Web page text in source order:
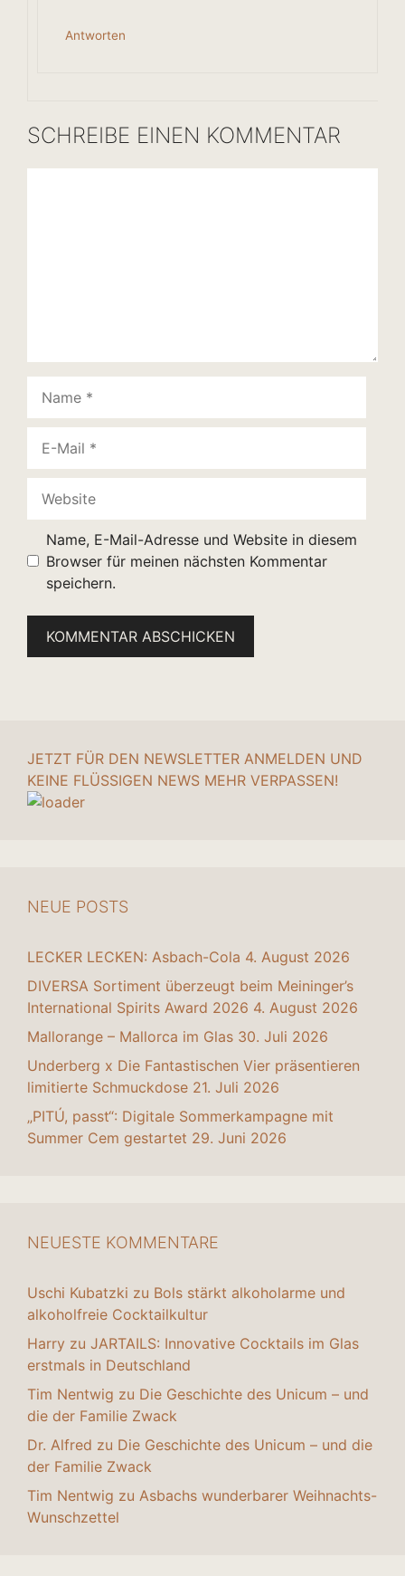
Antworten
SCHREIBE EINEN KOMMENTAR
Mail
Name, E-Mail-Adresse und Website in diesem
Browser für meinen nächsten Kommentar
speichern.
JETZT FÜR DEN NEWSLETTER ANMELDEN UND
KEINE FLÜSSIGEN NEWS MEHR VERPASSEN!
NEUE POSTS
LECKER LECKEN: Asbach-Cola 4. August 2026
DIVERSA Sortiment überzeugt beim Meininger’s
International Spirits Award 2026 4. August 2026
Mallorange – Mallorca im Glas 30. Juli 2026
Underberg x Die Fantastischen Vier präsentieren
limitierte Schmuckdose 21. Juli 2026
„PITÚ, passt“: Digitale Sommerkampagne mit
Summer Cem gestartet 29. Juni 2026
NEUESTE KOMMENTARE
Uschi Kubatzki zu Bols stärkt alkoholarme und
alkoholfreie Cocktailkultur
Harry zu JARTAILS: Innovative Cocktails im Glas
erstmals in Deutschland
Tim Nentwig zu Die Geschichte des Unicum – und
die der Familie Zwack
Dr. Alfred zu Die Geschichte des Unicum – und die
der Familie Zwack
Tim Nentwig zu Asbachs wunderbarer Weihnachts-
Wunschzettel